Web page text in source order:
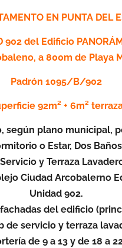
EN PUNTA DEL
902 del Edificio
a 800m de Playa
Padrón 1095/B/902
92m² + 6m²
plano municipal,
o Estar, Dos
y Terraza
Ciudad Arcobalerno
Unidad 902.
del edificio
de servicio y terraza
de 9 a 13 y de 18 a